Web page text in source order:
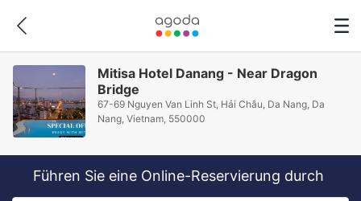
Mitisa Hotel Danang - Near Dragon
Bridge
67-69 Nguyen Van Linh St, Hải Châu, Da Nang, Da
Nang, Vietnam, 550000
Führen Sie eine Online-Reservierung durch